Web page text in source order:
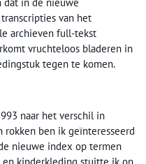
dat in de nieuwe
van het
archieven full-tekst
vruchteloos bladeren in
tegen te komen.
naar het verschil in
rokken ben ik geïnteresseerd
nieuwe index op termen